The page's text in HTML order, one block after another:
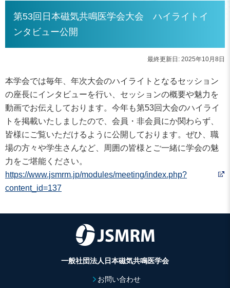
第53回日本磁気共鳴医学会大会 ハイライトイ
ンタビュー公開
最終更新日: 2025年10月8日
本学会では毎年、年次大会のハイライトとなるセッション
の座長にインタビューを行い、セッションの概要や魅力を
動画でお伝えしております。今年も第53回大会のハイライ
トを掲載いたしましたので、会員・非会員にか関わらず、
皆様にご覧いただけるように公開しております。ぜひ、職
場の方々や学生さんなど、周囲の皆様とご一緒に学会の魅
力をご堪能ください。
https://www.jsmrm.jp/modules/meeting/index.php?
content_id=137
一般社団法人日本磁気共鳴医学会
お問い合わせ